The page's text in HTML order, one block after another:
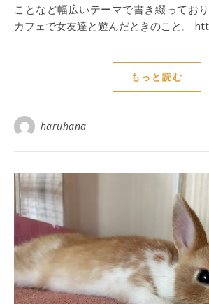
ことなど幅広いテーマで書き綴ってお
カフェで女友達と遊んだときのこと。
もっと読む
haruhana